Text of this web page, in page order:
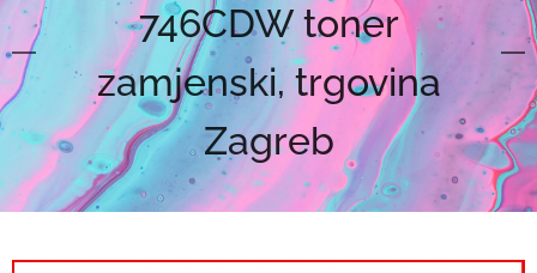
746CDW toner
zamjenski, trgovina
Zagreb